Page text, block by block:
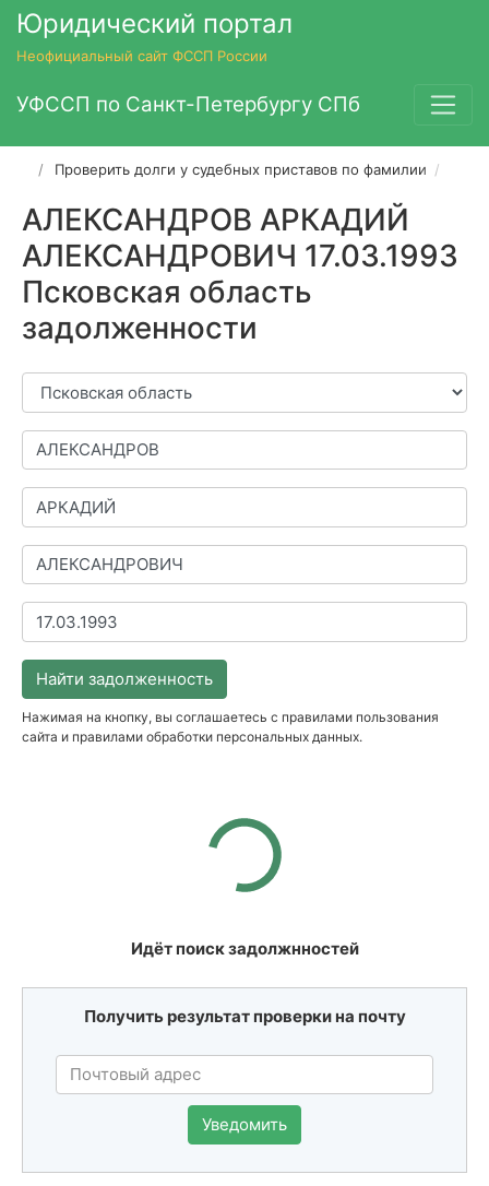
Юридический портал
Неофициальный сайт ФССП России
УФССП по Санкт-Петербургу СПб
Проверить долги у судебных приставов по фамилии
АЛЕКСАНДРОВ АРКАДИЙ
АЛЕКСАНДРОВИЧ 17.03.1993
Псковская область
задолженности
Найти задолженность
Нажимая на кнопку, вы соглашаетесь с правилами пользования
сайта и правилами обработки персональных данных.
Идёт поиск задолжнностей
Получить результат проверки на почту
Уведомить